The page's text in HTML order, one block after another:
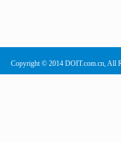
Copyright © 2014 DOIT.com.cn, All